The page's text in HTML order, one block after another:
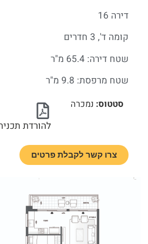
דירה 16
קומה ד', 3 חדרים
שטח דירה: 65.4 מ"ר
שטח מרפסת: 9.8 מ"ר
סטטוס: נמכרה
להורדת
צרו קשר לקבלת פרטים